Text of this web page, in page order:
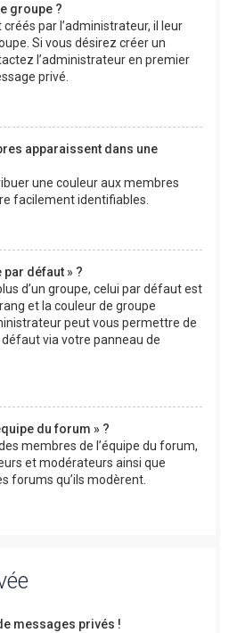
groupe ?
créés par l’administrateur, il leur
Si vous désirez créer un
l’administrateur en premier
privé.
apparaissent dans une
une couleur aux membres
facilement identifiables.
par défaut » ?
d’un groupe, celui par défaut est
et la couleur de groupe
peut vous permettre de
via votre panneau de
du forum » ?
membres de l’équipe du forum,
et modérateurs ainsi que
forums qu’ils modèrent.
messages privés !